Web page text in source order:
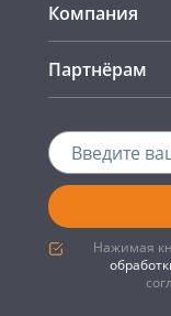
Компания
Партнёрам
Нажимая